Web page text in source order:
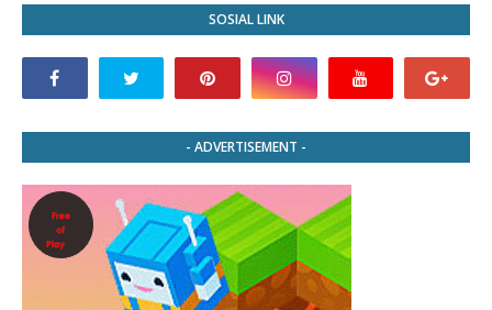
SOSIAL LINK
- ADVERTISEMENT -